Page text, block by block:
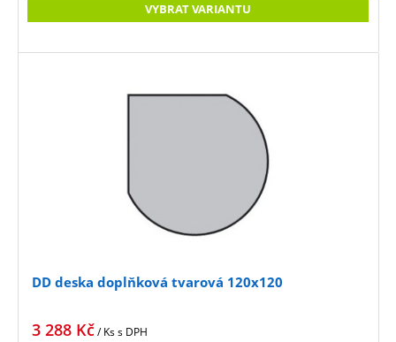
VYBRAT VARIANTU
DD deska doplňková tvarová 120x120
3 288 Kč/ Kss DPH